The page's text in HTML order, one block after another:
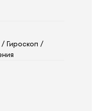
Гироскоп /